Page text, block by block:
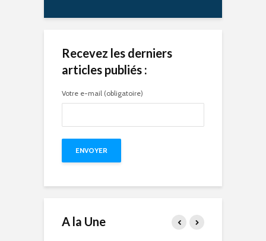
Recevez les derniers
articles publiés :
Votre e-mail (obligatoire)
A la Une